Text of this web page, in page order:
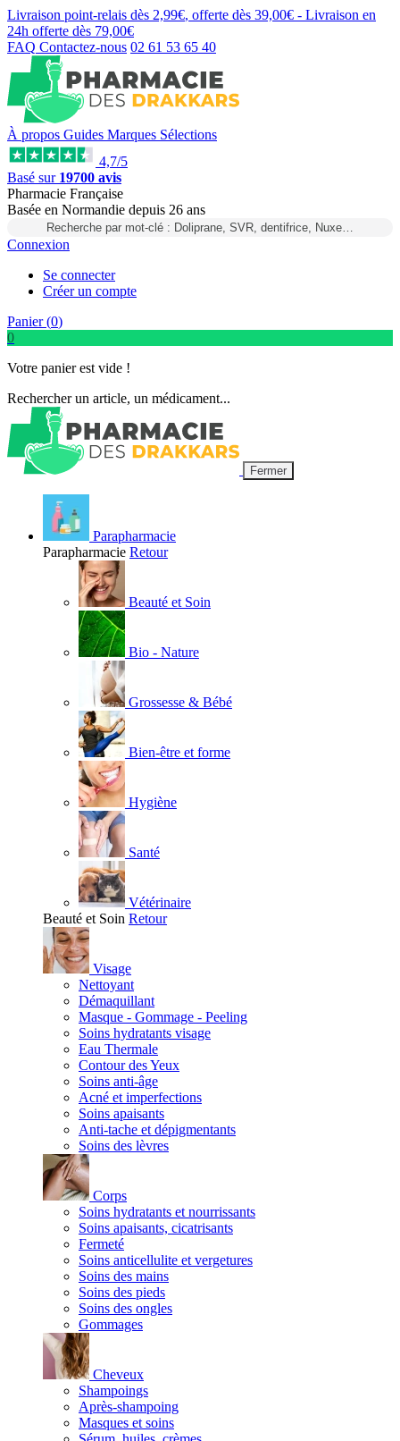
Livraison point-relais dès 2,99€, offerte dès 39,00€ - Livraison en
24h offerte dès 79,00€
FAQ Contactez-nous 02 61 53 65 40
À propos Guides Marques Sélections
4,7/5
Basé sur 19700 avis
Pharmacie Française
Basée en Normandie depuis 26 ans
Recherche par mot-clé : Doliprane, SVR, dentifrice, Nuxe…
Connexion
Se connecter
Créer un compte
Panier (0)
0
Votre panier est vide !
Rechercher un article, un médicament...
Fermer
Parapharmacie
Parapharmacie Retour
Beauté et Soin
Bio - Nature
Grossesse & Bébé
Bien-être et forme
Hygiène
Santé
Vétérinaire
Beauté et Soin Retour
Visage
Nettoyant
Démaquillant
Masque - Gommage - Peeling
Soins hydratants visage
Eau Thermale
Contour des Yeux
Soins anti-âge
Acné et imperfections
Soins apaisants
Anti-tache et dépigmentants
Soins des lèvres
Corps
Soins hydratants et nourrissants
Soins apaisants, cicatrisants
Fermeté
Soins anticellulite et vergetures
Soins des mains
Soins des pieds
Soins des ongles
Gommages
Cheveux
Shampoings
Après-shampoing
Masques et soins